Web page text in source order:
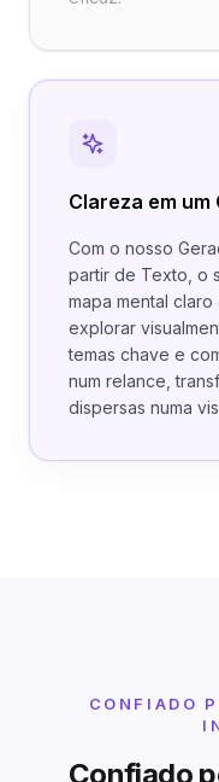
Clareza em um
Com o nosso
partir de Texto, o
mapa mental
explorar
temas chave e
num relance,
dispersas numa
CONFIADO
Confiado